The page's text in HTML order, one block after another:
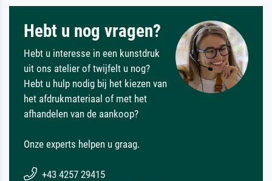
Hebt u nog vragen?
Hebt u interesse in een kunstdruk
uit ons atelier of twijfelt u nog?
Hebt u hulp nodig bij het kiezen van
het afdrukmateriaal of met het
afhandelen van de aankoop?
Onze experts helpen u graag.
+43 4257 29415